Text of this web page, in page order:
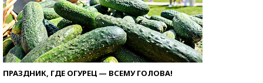
ПРАЗДНИК, ГДЕ ОГУРЕЦ — ВСЕМУ ГОЛОВА!